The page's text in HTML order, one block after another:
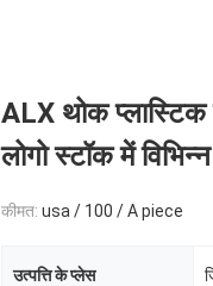
ALX थोक प्लास्टिक
लोगो स्टॉक में
कीमत: usa / 100 / A piece
उत्पत्ति के प्लेस